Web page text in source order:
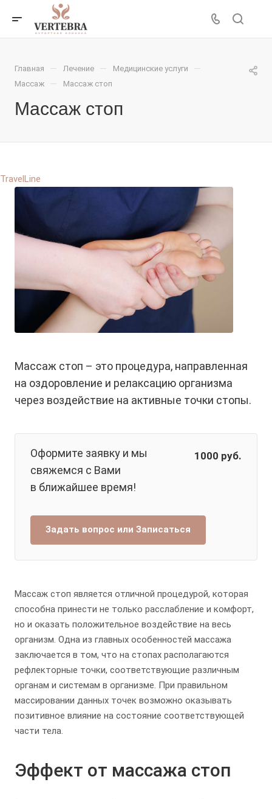
Главная — Лечение — Медицинские услуги —
Массаж — Массаж стоп
Массаж стоп
TravelLine
Массаж стоп – это процедура, направленная
на оздоровление и релаксацию организма
через воздействие на активные точки стопы.
Оформите заявку и мы
свяжемся с Вами
в ближайшее время!
1000 руб.
Задать вопрос или Записаться
Массаж стоп является отличной процедурой, которая
способна принести не только расслабление и комфорт,
но и оказать положительное воздействие на весь
организм. Одна из главных особенностей массажа
заключается в том, что на стопах располагаются
рефлекторные точки, соответствующие различным
органам и системам в организме. При правильном
массировании данных точек возможно оказывать
позитивное влияние на состояние соответствующей
части тела.
Эффект от массажа стоп